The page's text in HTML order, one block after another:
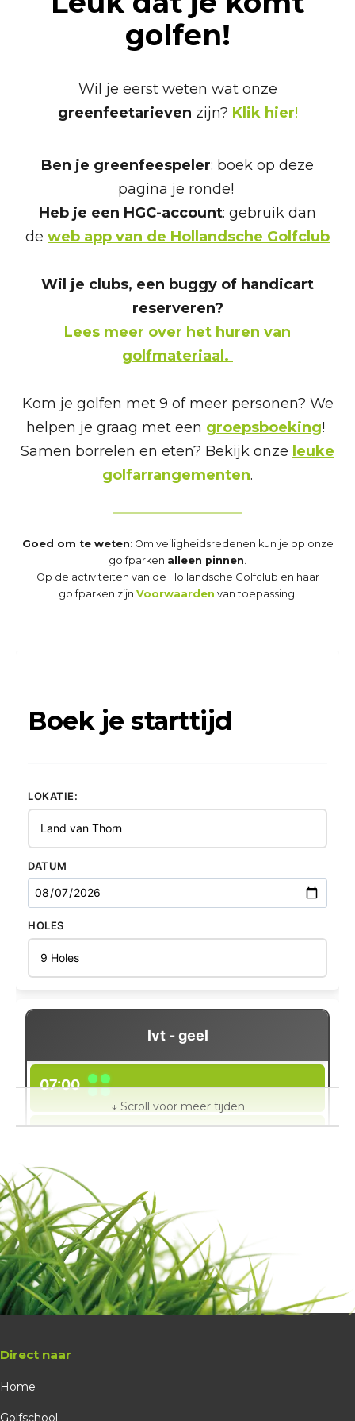
golfen!
Wil je eerst weten wat onze
greenfeetarieven zijn? Klik hier!
Ben je greenfeespeler: boek op deze
pagina je ronde!
Heb je een HGC-account: gebruik dan
de web app van de Hollandsche Golfclub
Wil je clubs, een buggy of handicart
reserveren?
Lees meer over het huren van
golfmateriaal.
Kom je golfen met 9 of meer personen? We
helpen je graag met een groepsboeking!
Samen borrelen en eten? Bekijk onze leuke
golfarrangementen.
Goed om te weten: Om veiligheidsredenen kun je op onze
golfparken alleen pinnen
Op de activiteiten van de Hollandsche Golfclub en haar
golfparken zijn Voorwaarden van toepassing.
Boek je starttijd
LOKATIE:
DATUM
HOLES
lvt - geel
07:00
07:16
07:24
07:32
Direct naar
Home
Golfschool